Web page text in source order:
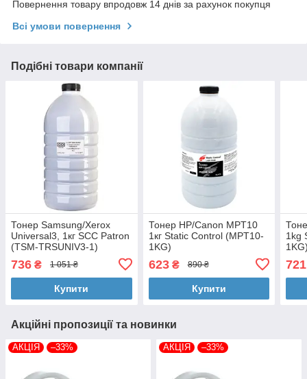
Повернення товару впродовж 14 днів за рахунок покупця
Всі умови повернення
Подібні товари компанії
Тонер Samsung/Xerox
Universal3, 1кг SCC Patron
(TSM-TRSUNIV3-1)
736 ₴ 1 051 ₴
Купити
Тонер HP/Canon MPT10
1кг Static Control (MPT10-
1KG)
623₴ 890 ₴
Купити
1kg
721
Акційні пропозиції та новинки
АКЦІЯ –33% АКЦІЯ –33%